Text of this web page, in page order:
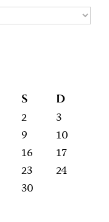
S D
2
3
9
10
16
17
23
24
30